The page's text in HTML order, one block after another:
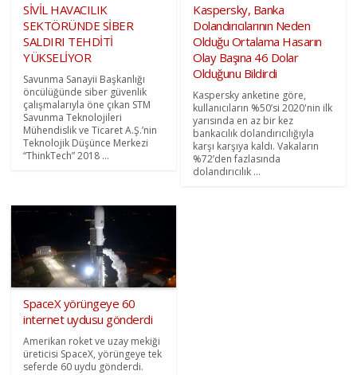
SİVİL HAVACILIK
SEKTÖRÜNDE SİBER
SALDIRI TEHDİTİ
YÜKSELİYOR
Savunma Sanayii Başkanlığı
öncülüğünde siber güvenlik
çalışmalarıyla öne çıkan STM
Savunma Teknolojileri
Mühendislik ve Ticaret A.Ş.’nin
Teknolojik Düşünce Merkezi
“ThinkTech” 2018 ...
Kaspersky, Banka
Dolandırıcılarının Neden
Olduğu Ortalama Hasarın
Olay Başına 46 Dolar
Olduğunu Bildirdi
Kaspersky anketine göre,
kullanıcıların %50’si 2020'nin ilk
yarısında en az bir kez
bankacılık dolandırıcılığıyla
karşı karşıya kaldı. Vakaların
%72’den fazlasında
dolandırıcılık ...
SpaceX yörüngeye 60
internet uydusu gönderdi
Amerikan roket ve uzay mekiği
üreticisi SpaceX, yörüngeye tek
seferde 60 uydu gönderdi.